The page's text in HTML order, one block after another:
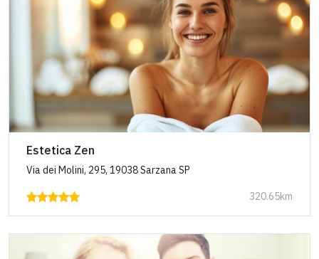
Estetica Zen
Via dei Molini, 295, 19038 Sarzana SP
320.65km